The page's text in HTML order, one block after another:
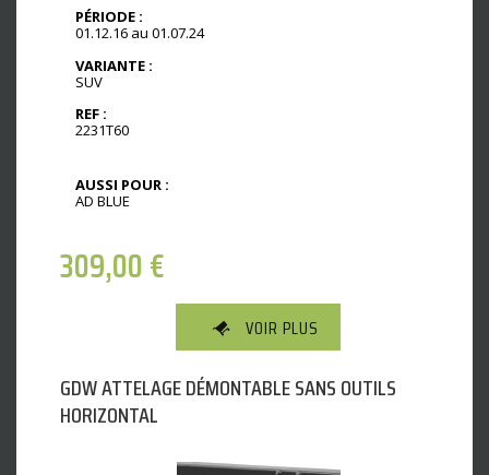
PÉRIODE :
01.12.16 au 01.07.24
VARIANTE :
SUV
REF :
2231T60
AUSSI POUR :
AD BLUE
309,00€
VOIR PLUS
GDW ATTELAGE DÉMONTABLE SANS OUTILS
HORIZONTAL